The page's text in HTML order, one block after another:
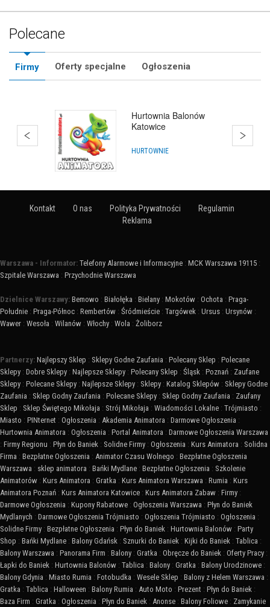
Polecane
Firmy Oferty specjalne Ogłoszenia
Hurtownia Balonów
Katowice
HURTOWNIE
Kontakt O nas Polityka Prywatności
Regulamin
Reklama
Warszawa - Informator: Telefony Alarmowe i Informacyjne : MCK Warszawa 19115 :
Szpitale Warszawa : Przychodnie Warszawa
Dzielnice Warszawy: Bemowo : Białołęka : Bielany : Mokotów : Ochota : Praga-
Południe : Praga-Północ : Rembertów : Śródmieście : Targówek : Ursus : Ursynów :
Wawer : Wesoła : Wilanów : Włochy : Wola : Żoliborz
Partnerzy: Najlepszy Sklep : Sklepy Godne Zaufania : Polecany Sklep : Polecane
Sklepy : Dobre Sklepy : Najlepsze Sklepy : Polecany Sklep : Śląsk : Poznań : Zaufane
Sklepy : Polecane Sklepy : Najlepsze Sklepy : Sklepy : Katalog Sklepów : Sklepy Godne
Zaufania : Sklep Godny Zaufania : Polecane Sklepy : Sklep Godny Zaufania : Zaufany
Sklep : Sklep Świętego Mikołaja : Strój Mikołaja : Wiadomości Lokalne : Trójmiasto :
Miasto : PINternet : Ogłoszenia : Akademia Animatora : Darmowe Ogłoszenia :
Hurtownia Animatora : Ogłoszenia : Portal Animatora : Darmowe Ogłoszenia Warszawa
: Firmy Regionu : Płyn do Baniek : Solidne Firmy : Ogłoszenia : Kurs Animatora : Solidna
Firma : Bezpłatne Ogłoszenia : Animator Czasu Wolnego : Bezpłatne Ogłoszenia
Warszawa : sklep animatora : Bańki Mydlane : Bezpłatne Ogłoszenia : Szkolenie
Animatorów : Kurs Animatora : Gratka : Kurs Animatora Warszawa : Rumia : Kurs
Animatora Poznań : Kurs Animatora Katowice : Kurs Animatora Zabaw : Firmy :
Darmowe Ogłoszenia : Kupony Rabatowe : Ogłoszenia Warszawa : Płyn do Baniek
Mydlanych : Darmowe Ogłoszenia Trójmiasto : Ogłoszenia Trójmiasto : Ogłoszenia :
Solidne Firmy : Bezpłatne Ogłoszenia : Płyn do Baniek : Hurtownia Balonów : Party
Shop : Bańki Mydlane : Balony Gdańsk : Sznurki do Baniek : Kijki do Baniek : Tablica :
Balony Warszawa : Panorama Firm : Balony : Gratka : Obręcze do Baniek : Oferty Pracy :
Łapki do Baniek : Hurtownia Balonów : Tablica : Balony : Gratka : Balony Urodzinowe :
Balony Gdynia : Miasto Rumia : Fotobudka : Wesele Sklep : Balony z Helem Warszawa :
Gratka : Tablica : Halloween : Balony Rumia : Auto Moto : Prezent : Płyn do Baniek :
Baza Firm : Gratka : Ogłoszenia : Płyn do Baniek : Anonse : Balony Foliowe : Zamykanie